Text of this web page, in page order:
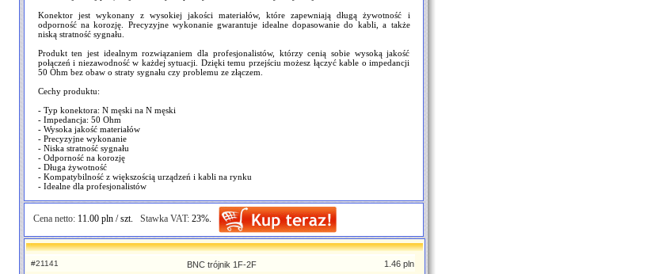
Konektor jest wykonany z wysokiej jakości materiałów, które zapewniają długą żywotność i
odporność na korozję. Precyzyjne wykonanie gwarantuje idealne dopasowanie do kabli, a także
niską stratność sygnału.
Produkt ten jest idealnym rozwiązaniem dla profesjonalistów, którzy cenią sobie wysoką jakość
połączeń i niezawodność w każdej sytuacji. Dzięki temu przejściu możesz łączyć kable o impedancji
50 Ohm bez obaw o straty sygnału czy problemu ze złączem.
Cechy produktu:
- Typ konektora: N męski na N męski
- Impedancja: 50 Ohm
- Wysoka jakość materiałów
- Precyzyjne wykonanie
- Niska stratność sygnału
- Odporność na korozję
- Długa żywotność
- Kompatybilność z większością urządzeń i kabli na rynku
- Idealne dla profesjonalistów
Cena netto: 11.00 pln / szt. Stawka VAT: 23%.
#21141 BNC trójnik 1F-2F 1.46 pln